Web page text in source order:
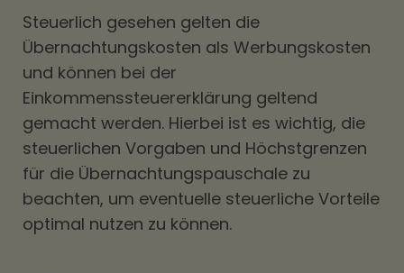
Steuerlich gesehen gelten die
Übernachtungskosten als Werbungskosten
und können bei der
Einkommenssteuererklärung geltend
gemacht werden. Hierbei ist es wichtig, die
steuerlichen Vorgaben und Höchstgrenzen
für die Übernachtungspauschale zu
beachten, um eventuelle steuerliche Vorteile
optimal nutzen zu können.